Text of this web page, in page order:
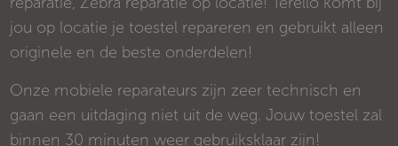
jou op locatie je toestel repareren en gebruikt alleen
originele en de beste onderdelen!
Onze mobiele reparateurs zijn zeer technisch en
gaan een uitdaging niet uit de weg. Jouw toestel zal
binnen 30 minuten weer gebruiksklaar zijn!